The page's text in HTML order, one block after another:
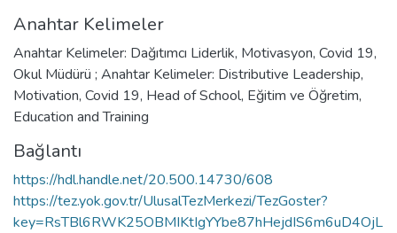
Anahtar Kelimeler
Anahtar Kelimeler: Dağıtımcı Liderlik, Motivasyon, Covid 19,
Okul Müdürü ; Anahtar Kelimeler: Distributive Leadership,
Motivation, Covid 19, Head of School, Eğitim ve Öğretim,
Education and Training
Bağlantı
https://hdl.handle.net/20.500.14730/608
https://tez.yok.gov.tr/UlusalTezMerkezi/TezGoster?
key=RsTBl6RWK25OBMIKtIgYYbe87hHejdIS6m6uD4OjL